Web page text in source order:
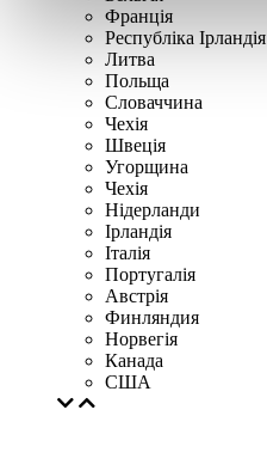
Франція
Республіка Ірландія
Литва
Польща
Словаччина
Чехія
Швецiя
Угорщина
Чехія
Нідерланди
Iрландія
Iталiя
Португалія
Австрія
Финляндия
Норвегія
Канада
США